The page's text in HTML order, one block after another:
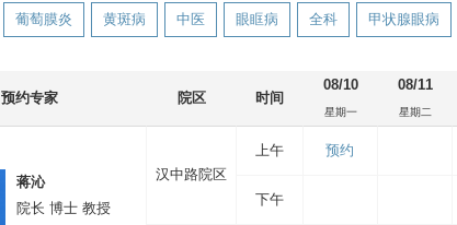
葡萄膜炎 黄斑病 中医 眼眶病 全科 甲状腺眼病
预约专家 院区 时间
08/10
星期一
08/11
星期二
蒋沁
院长 博士 教授
汉中路院区
上午 预约
下午